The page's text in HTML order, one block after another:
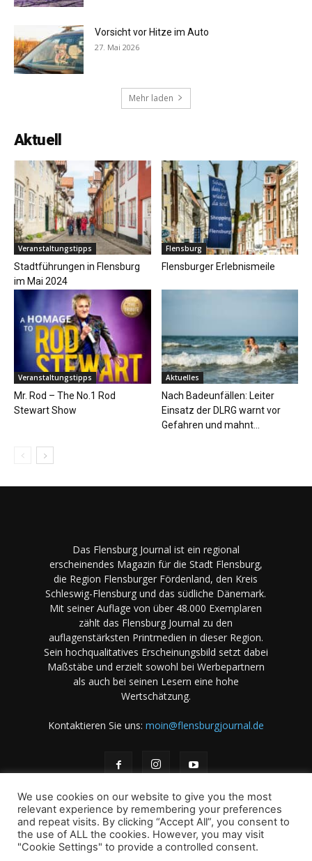
Vorsicht vor Hitze im Auto
27. Mai 2026
Mehr laden
Aktuell
Veranstaltungstipps
Stadtführungen in Flensburg
im Mai 2024
Flensburg
Flensburger Erlebnismeile
Veranstaltungstipps
Mr. Rod – The No.1 Rod
Stewart Show
Aktuelles
Nach Badeunfällen: Leiter
Einsatz der DLRG warnt vor
Gefahren und mahnt...
Das Flensburg Journal ist ein regional
erscheinendes Magazin für die Stadt Flensburg,
die Region Flensburger Fördenland, den Kreis
Schleswig-Flensburg und das südliche Dänemark.
Mit seiner Auflage von über 48.000 Exemplaren
zählt das Flensburg Journal zu den
auflagenstärksten Printmedien in dieser Region.
Sein hochqualitatives Erscheinungsbild setzt dabei
Maßstäbe und erzielt sowohl bei Werbepartnern
als auch bei seinen Lesern eine hohe
Wertschätzung.
Kontaktieren Sie uns: moin@flensburgjournal.de
Über uns Stellenangebote Impressum
Datenschutz
Magazin-Archiv
Das Magazin Mediadaten
We use cookies on our website to give you the most
relevant experience by remembering your preferences
and repeat visits. By clicking “Accept All”, you consent to
the use of ALL the cookies. However, you may visit
"Cookie Settings" to provide a controlled consent.